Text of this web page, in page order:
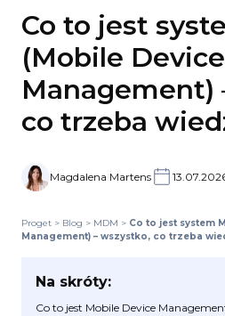
Co to jest
(Mobile Device
Management)
co trzeba
Magdalena Martens
Proget > Blog > MDM > Co to jest system
Management) – wszystko, co trzeba
Na skróty:
Co to jest Mobile Device